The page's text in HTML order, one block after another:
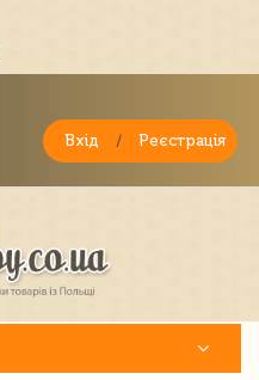
Вхід / Реєстрація